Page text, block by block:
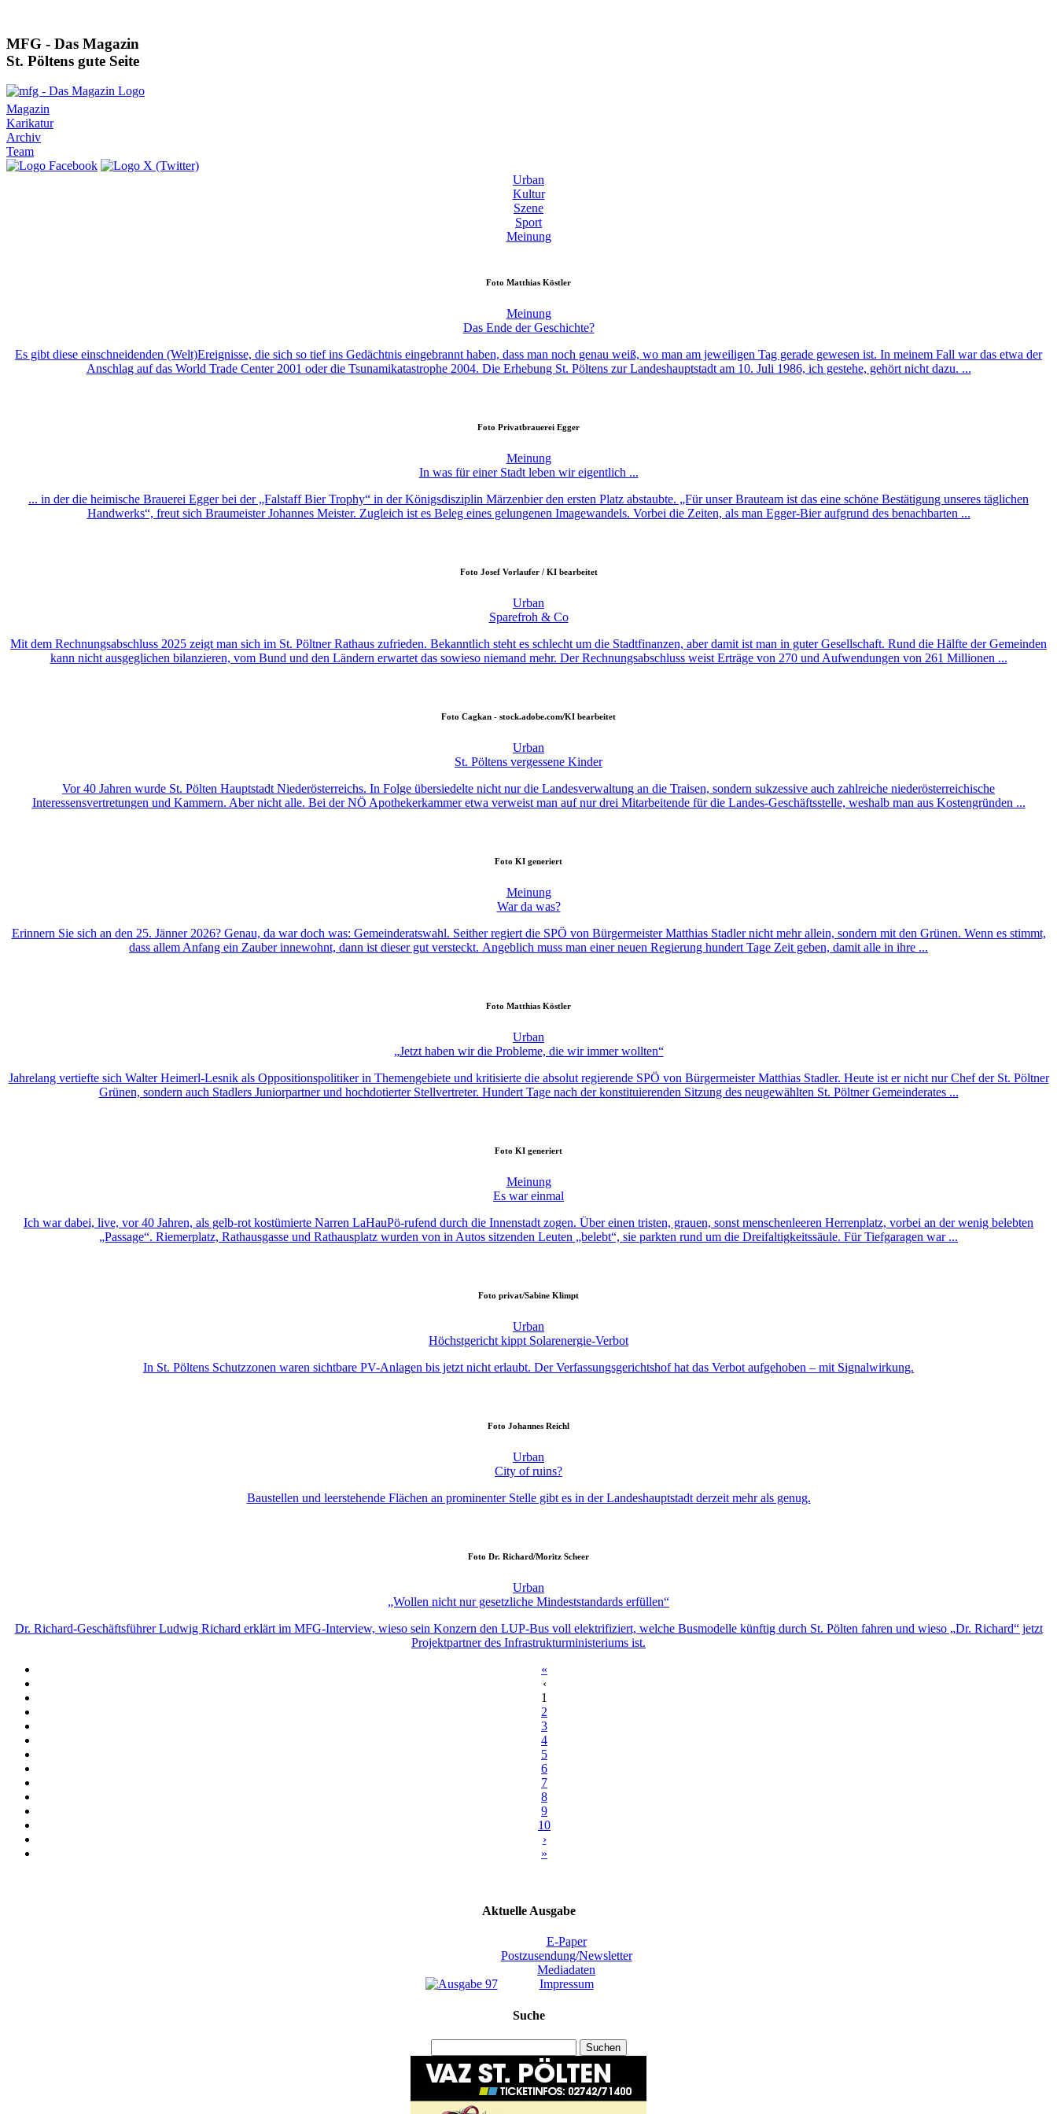
MFG - Das Magazin
St. Pöltens gute Seite
Magazin
Karikatur
Archiv
Team
Urban
Kultur
Szene
Sport
Meinung
Foto Matthias Köstler
Meinung
Das Ende der Geschichte?
Es gibt diese einschneidenden (Welt)Ereignisse, die sich so tief ins Gedächtnis eingebrannt haben, dass man noch genau weiß, wo man am jeweiligen Tag gerade gewesen ist. In meinem Fall war das etwa der
Anschlag auf das World Trade Center 2001 oder die Tsunamikatastrophe 2004. Die Erhebung St. Pöltens zur Landeshauptstadt am 10. Juli 1986, ich gestehe, gehört nicht dazu. ...
Foto Privatbrauerei Egger
Meinung
In was für einer Stadt leben wir eigentlich ...
... in der die heimische Brauerei Egger bei der „Falstaff Bier Trophy“ in der Königsdisziplin Märzenbier den ersten Platz abstaubte. „Für unser Brauteam ist das eine schöne Bestätigung unseres täglichen
Handwerks“, freut sich Braumeister Johannes Meister. Zugleich ist es Beleg eines gelungenen Imagewandels. Vorbei die Zeiten, als man Egger-Bier aufgrund des benachbarten ...
Foto Josef Vorlaufer / KI bearbeitet
Urban
Sparefroh & Co
Mit dem Rechnungsabschluss 2025 zeigt man sich im St. Pöltner Rathaus zufrieden. Bekanntlich steht es schlecht um die Stadtfinanzen, aber damit ist man in guter Gesellschaft. Rund die Hälfte der Gemeinden
kann nicht ausgeglichen bilanzieren, vom Bund und den Ländern erwartet das sowieso niemand mehr. Der Rechnungsabschluss weist Erträge von 270 und Aufwendungen von 261 Millionen ...
Foto Cagkan - stock.adobe.com/KI bearbeitet
Urban
St. Pöltens vergessene Kinder
Vor 40 Jahren wurde St. Pölten Hauptstadt Niederösterreichs. In Folge übersiedelte nicht nur die Landesverwaltung an die Traisen, sondern sukzessive auch zahlreiche niederösterreichische
Interessensvertretungen und Kammern. Aber nicht alle. Bei der NÖ Apothekerkammer etwa verweist man auf nur drei Mitarbeitende für die Landes-Geschäftsstelle, weshalb man aus Kostengründen ...
Foto KI generiert
Meinung
War da was?
Erinnern Sie sich an den 25. Jänner 2026? Genau, da war doch was: Gemeinderatswahl. Seither regiert die SPÖ von Bürgermeister Matthias Stadler nicht mehr allein, sondern mit den Grünen. Wenn es stimmt,
dass allem Anfang ein Zauber innewohnt, dann ist dieser gut versteckt. Angeblich muss man einer neuen Regierung hundert Tage Zeit geben, damit alle in ihre ...
Foto Matthias Köstler
Urban
„Jetzt haben wir die Probleme, die wir immer wollten“
Jahrelang vertiefte sich Walter Heimerl-Lesnik als Oppositionspolitiker in Themengebiete und kritisierte die absolut regierende SPÖ von Bürgermeister Matthias Stadler. Heute ist er nicht nur Chef der St. Pöltner
Grünen, sondern auch Stadlers Juniorpartner und hochdotierter Stellvertreter. Hundert Tage nach der konstituierenden Sitzung des neugewählten St. Pöltner Gemeinderates ...
Foto KI generiert
Meinung
Es war einmal
Ich war dabei, live, vor 40 Jahren, als gelb-rot kostümierte Narren LaHauPö-rufend durch die Innenstadt zogen. Über einen tristen, grauen, sonst menschenleeren Herrenplatz, vorbei an der wenig belebten
„Passage“. Riemerplatz, Rathausgasse und Rathausplatz wurden von in Autos sitzenden Leuten „belebt“, sie parkten rund um die Dreifaltigkeitssäule. Für Tiefgaragen war ...
Foto privat/Sabine Klimpt
Urban
Höchstgericht kippt Solarenergie-Verbot
In St. Pöltens Schutzzonen waren sichtbare PV-Anlagen bis jetzt nicht erlaubt. Der Verfassungsgerichtshof hat das Verbot aufgehoben – mit Signalwirkung.
Foto Johannes Reichl
Urban
City of ruins?
Baustellen und leerstehende Flächen an prominenter Stelle gibt es in der Landeshauptstadt derzeit mehr als genug.
Foto Dr. Richard/Moritz Scheer
Urban
„Wollen nicht nur gesetzliche Mindeststandards erfüllen“
Dr. Richard-Geschäftsführer Ludwig Richard erklärt im MFG-Interview, wieso sein Konzern den LUP-Bus voll elektrifiziert, welche Busmodelle künftig durch St. Pölten fahren und wieso „Dr. Richard“ jetzt
Projektpartner des Infrastrukturministeriums ist.
«
‹
1
2
3
4
5
6
7
8
9
10
›
»
Aktuelle Ausgabe
E-Paper
Postzusendung/Newsletter
Mediadaten
Impressum
Suche
Suchen